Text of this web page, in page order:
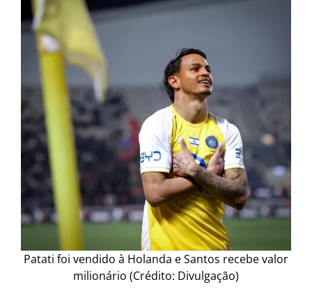
Patati foi vendido à Holanda e Santos recebe valor
milionário (Crédito: Divulgação)